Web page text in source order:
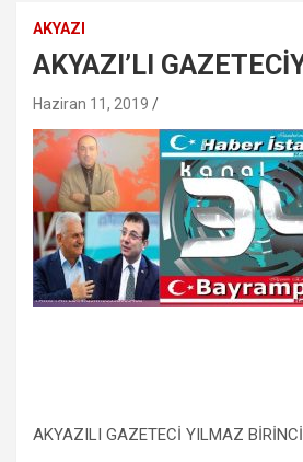
AKYAZI
AKYAZI’LI
Haziran 11, 2019
AKYAZILI GAZETECİ YILMAZ